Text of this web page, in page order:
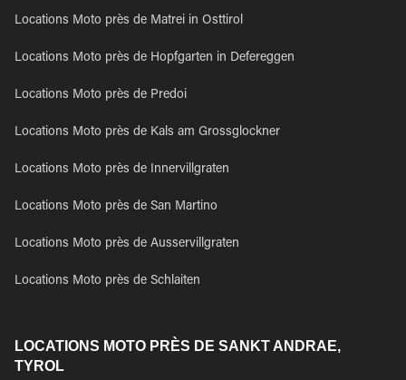
Locations Moto près de Matrei in Osttirol
Locations Moto près de Hopfgarten in Defereggen
Locations Moto près de Predoi
Locations Moto près de Kals am Grossglockner
Locations Moto près de Innervillgraten
Locations Moto près de San Martino
Locations Moto près de Ausservillgraten
Locations Moto près de Schlaiten
LOCATIONS MOTO PRÈS DE SANKT ANDRAE,
TYROL